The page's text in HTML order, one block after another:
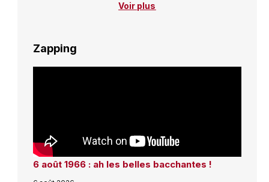
Voir plus
Zapping
6 août 1966 : ah les belles bacchantes !